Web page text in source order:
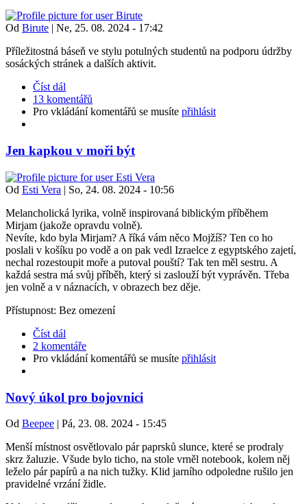
Od Birute | Ne, 25. 08. 2024 - 17:42
Příležitostná báseň ve stylu potulných studentů na podporu údržby
sosáckých stránek a dalších aktivit.
Číst dál
13 komentářů
Pro vkládání komentářů se musíte přihlásit
Jen kapkou v moři být
Od Esti Vera | So, 24. 08. 2024 - 10:56
Melancholická lyrika, volně inspirovaná biblickým příběhem
Mirjam (jakože opravdu volně).
Nevíte, kdo byla Mirjam? A říká vám něco Mojžíš? Ten co ho
poslali v košíku po vodě a on pak vedl Izraelce z egyptského zajetí,
nechal rozestoupit moře a putoval pouští? Tak ten měl sestru. A
každá sestra má svůj příběh, který si zaslouží být vyprávěn. Třeba
jen volně a v náznacích, v obrazech bez děje.
Přístupnost: Bez omezení
Číst dál
2 komentáře
Pro vkládání komentářů se musíte přihlásit
Nový úkol pro bojovnici
Od Beepee | Pá, 23. 08. 2024 - 15:45
Menší místnost osvětlovalo pár paprsků slunce, které se prodraly
skrz žaluzie. Všude bylo ticho, na stole vrněl notebook, kolem něj
leželo pár papírů a na nich tužky. Klid jarního odpoledne rušilo jen
pravidelné vrzání židle.